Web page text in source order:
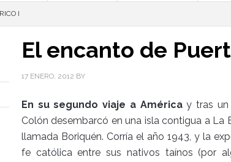
I
El encanto de
17 ENERO, 2012 BY
En su segundo viaje a Américay tras un
Colón desembarcó en una isla contigua a La
llamada Boriquén. Corría el año 1943, y la
fe católica entre sus nativos taínos (por